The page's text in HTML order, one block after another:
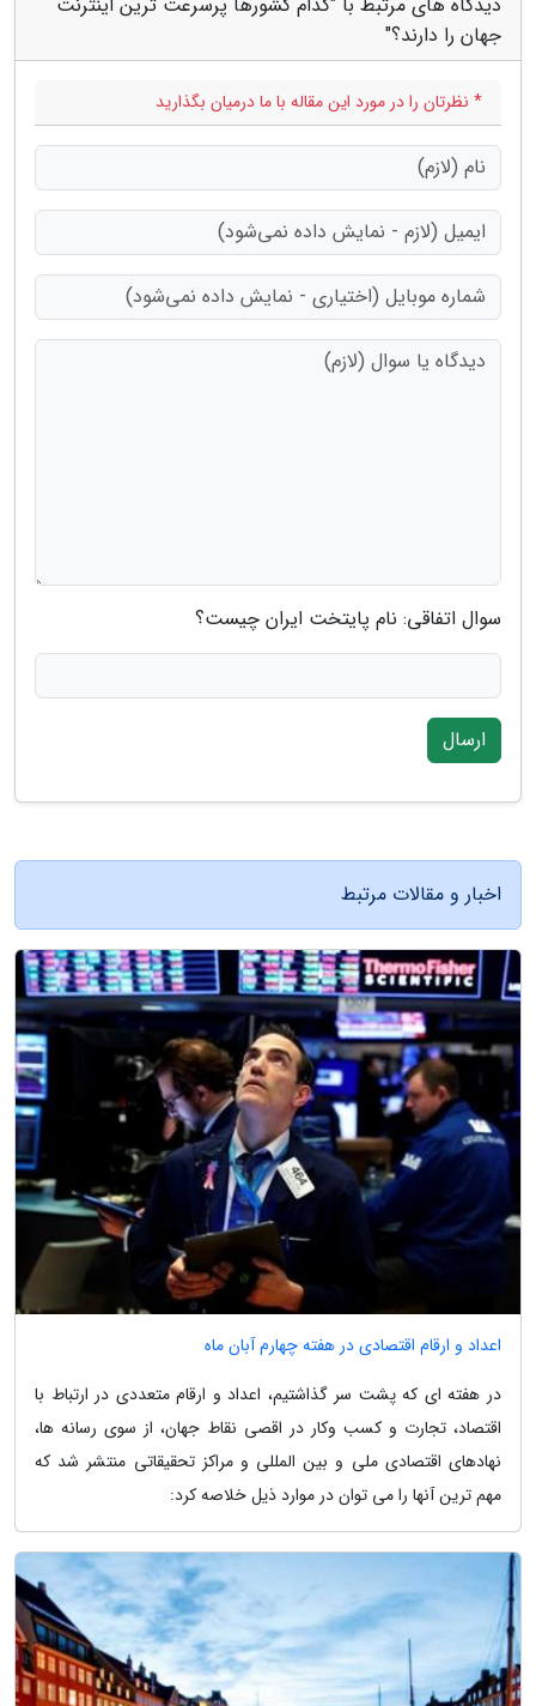
جهان را دارند؟"
* نظرتان را در مورد این مقاله با ما درمیان بگذارید
سوال اتفاقی: نام پایتخت ایران چیست؟
ارسال
اخبار و مقالات مرتبط
اعداد و ارقام اقتصادی در هفته چهارم آبان ماه
در هفته ای که پشت سر گذاشتیم، اعداد و ارقام متعددی در ارتباط با
اقتصاد، تجارت و کسب وکار در اقصی نقاط جهان، از سوی رسانه ها،
نهادهای اقتصادی ملی و بین المللی و مراکز تحقیقاتی منتشر شد که
مهم ترین آنها را می توان در موارد ذیل خلاصه کرد: